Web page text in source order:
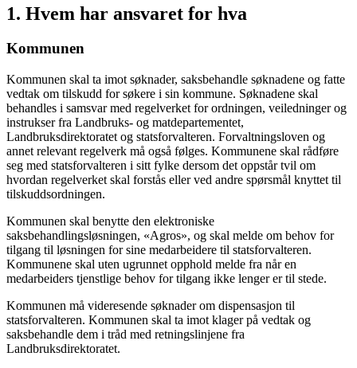
1. Hvem har ansvaret for hva
Kommunen
Kommunen skal ta imot søknader, saksbehandle søknadene og fatte
vedtak om tilskudd for søkere i sin kommune. Søknadene skal
behandles i samsvar med regelverket for ordningen, veiledninger og
instrukser fra Landbruks- og matdepartementet,
Landbruksdirektoratet og statsforvalteren. Forvaltningsloven og
annet relevant regelverk må også følges. Kommunene skal rådføre
seg med statsforvalteren i sitt fylke dersom det oppstår tvil om
hvordan regelverket skal forstås eller ved andre spørsmål knyttet til
tilskuddsordningen.
Kommunen skal benytte den elektroniske
saksbehandlingsløsningen, «Agros», og skal melde om behov for
tilgang til løsningen for sine medarbeidere til statsforvalteren.
Kommunene skal uten ugrunnet opphold melde fra når en
medarbeiders tjenstlige behov for tilgang ikke lenger er til stede.
Kommunen må videresende søknader om dispensasjon til
statsforvalteren. Kommunen skal ta imot klager på vedtak og
saksbehandle dem i tråd med retningslinjene fra
Landbruksdirektoratet.